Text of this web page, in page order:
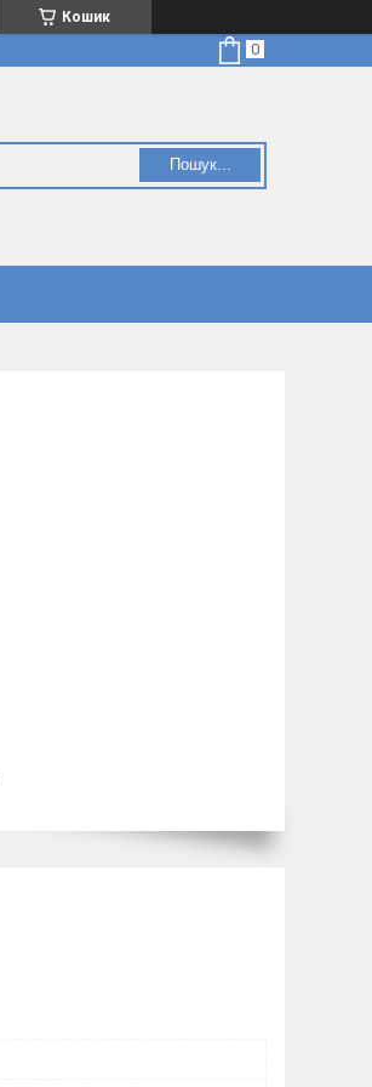
Кошик
Пошук...